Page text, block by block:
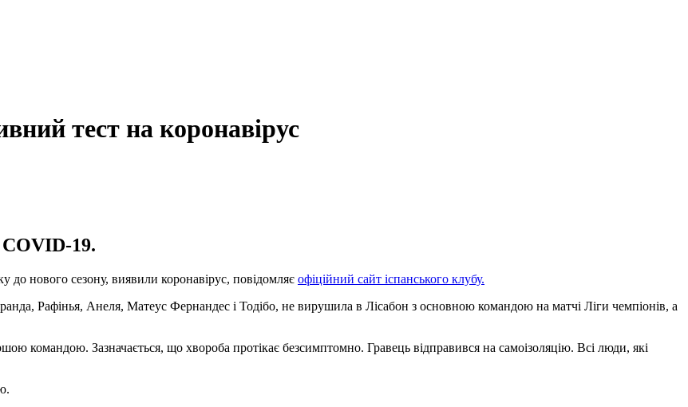
тест на коронавірус
COVID-19.
до нового сезону, виявили коронавірус, повідомляє офіційний сайт іспанського клубу.
Рафінья, Анеля, Матеус Фернандес і Тодібо, не вирушила в Лісабон з основною командою на матчі Ліги чемпіонів, а
командою. Зазначається, що хвороба протікає безсимптомно. Гравець відправився на самоізоляцію. Всі люди, які